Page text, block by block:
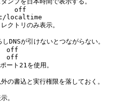
TimesGMT	    off
localtime
クトリのみ表示。
DNSが引けないとつながらない。
off
off
ート21を使用。
の書込と実行権限を落しておく。
。